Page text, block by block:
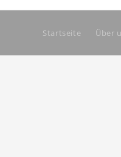
Startseite Über